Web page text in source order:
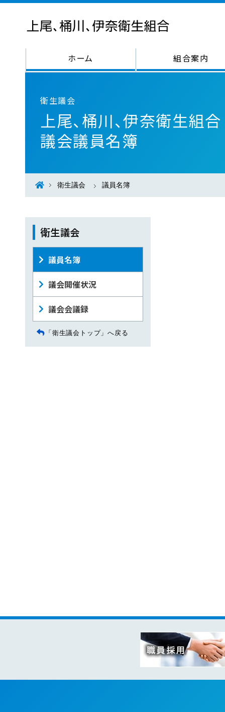
ホーム 組合案内
衛生議会
上尾、桶川、伊奈衛生組合
議会議員名簿
衛生議会 議員名簿
衛生議会
議員名簿
議会開催状況
議会会議録
「衛生議会トップ」へ戻る